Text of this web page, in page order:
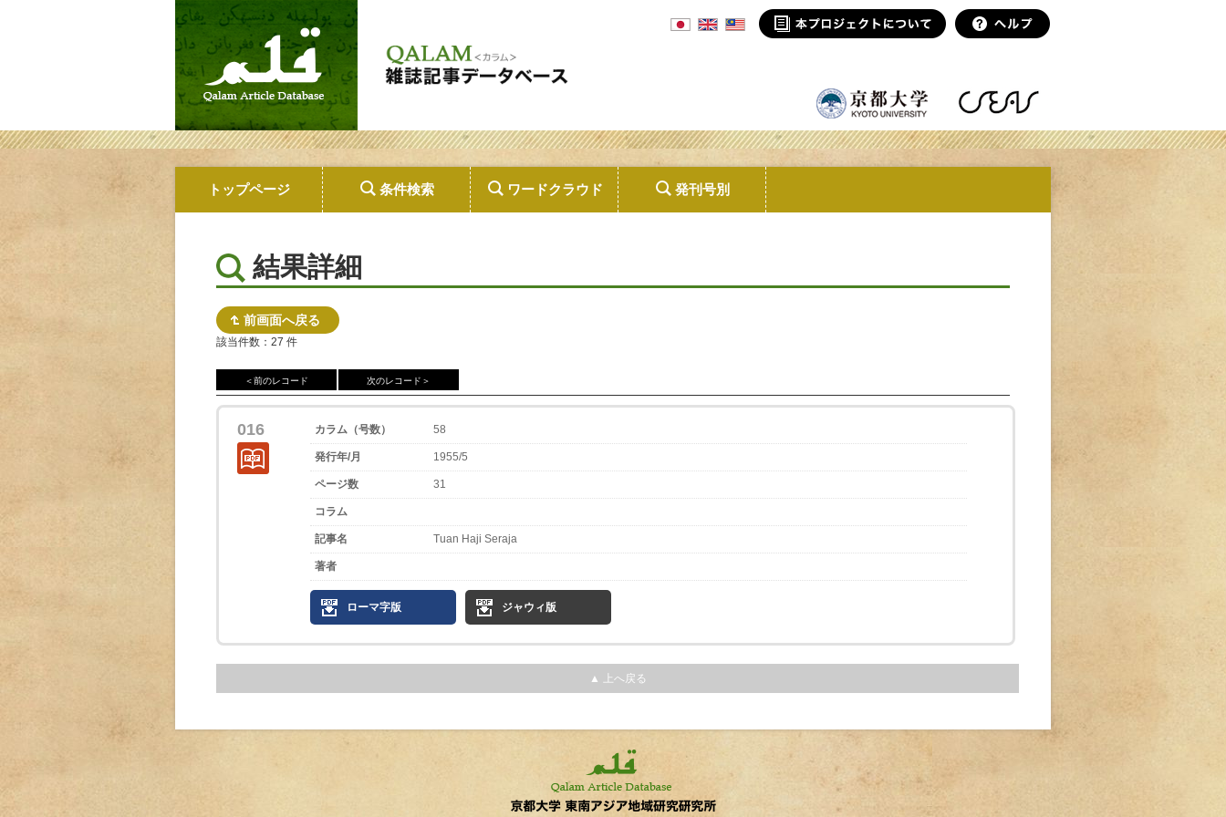
トップページ 条件検索 ワードクラウド 発刊号別
結果詳細
前画面へ戻る
該当件数：27 件
＜前のレコード 次のレコード＞
016 カラム（号数） 58
発行年/月 1955/5
ページ数 31
コラム
記事名 Tuan Haji Seraja
著者
ローマ字版 ジャウィ版
▲ 上へ戻る